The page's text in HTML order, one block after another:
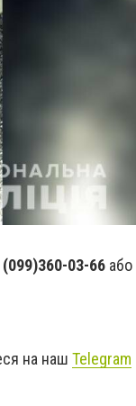
(099)360-03-66 або
на наш Telegram